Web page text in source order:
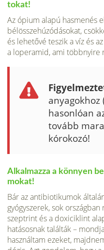
tokat!
Az ópium alapú hasmenés
bélösszehúzódá­sokat,
és lehetővé teszik a víz és
a loperamid, ami többnyire
anyagokhoz
hasonlóan
tovább
kórokozó!
Alkalmazza a könnyen
mokat!
Bár az antibiotikumok
gyógyszerek, sok
szeptrint és a doxiciklint
hatásosnak találták –
használ­tam ezeket,